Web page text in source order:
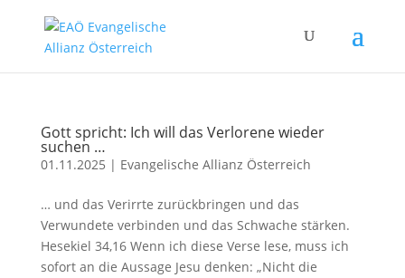
Gott spricht: Ich will das Verlorene wieder
suchen …
01.11.2025 | Evangelische Allianz Österreich
… und das Verirrte zurückbringen und das
Verwundete verbinden und das Schwache stärken.
Hesekiel 34,16 Wenn ich diese Verse lese, muss ich
sofort an die Aussage Jesu denken: „Nicht die